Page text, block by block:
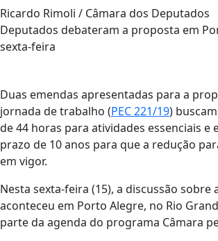
Ricardo Rimoli / Câmara dos Deputados
Deputados debateram a proposta em
sexta-feira
Duas emendas apresentadas para a
jornada de trabalho (PEC 221/19)
de 44 horas para atividades essenciais e
prazo de 10 anos para que a redução
em vigor.
Nesta sexta-feira (15), a discussão sobre
aconteceu em Porto Alegre, no Rio
parte da agenda do programa Câmara